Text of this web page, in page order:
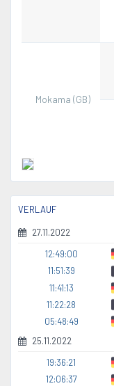
Mokama (GB)
VERLAUF
27.11.2022
12:49:00
11:51:39
11:41:13
11:22:28
05:48:49
25.11.2022
19:36:21
12:06:37